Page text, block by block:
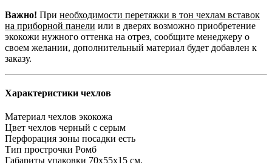
Важно! При необходимости перетяжки в тон чехлам вставок
на приборной панели или в дверях возможно приобретение
экокожи нужного оттенка на отрез, сообщите менеджеру о
своем желании, дополнительный материал будет добавлен к
заказу.
Характеристики чехлов
Материал чехлов экокожа
Цвет чехлов черный с серым
Перфорация зоны посадки есть
Тип прострочки Ромб
Габариты упаковки 70х55х15 см.